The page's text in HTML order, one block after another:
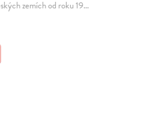
zemích od roku 19...